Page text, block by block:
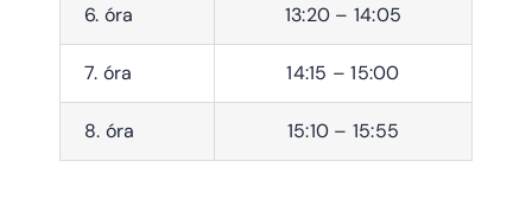
6. óra 13:20 – 14:05
7. óra 14:15 – 15:00
8. óra 15:10 – 15:55